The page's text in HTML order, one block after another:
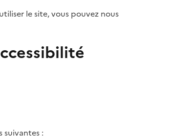
le site, vous pouvez nous
suivantes :